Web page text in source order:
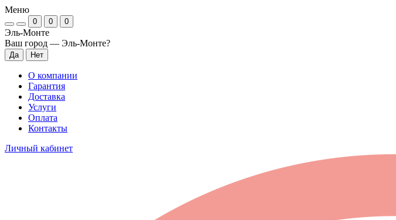
Меню
0 0 0
Эль-Монте
Ваш город — Эль-Монте?
О компании
Гарантия
Доставка
Услуги
Оплата
Контакты
Личный кабинет